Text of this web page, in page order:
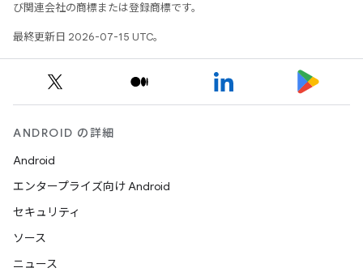
び関連会社の商標または登録商標です。
最終更新日 2026-07-15 UTC。
ANDROID の詳細
Android
エンタープライズ向け Android
セキュリティ
ソース
ニュース